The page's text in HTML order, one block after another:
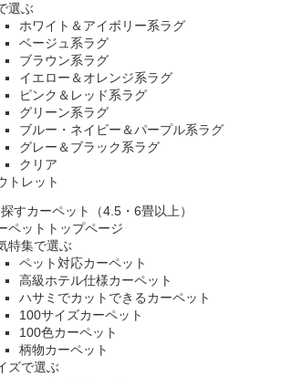
選ぶ
ホワイト＆アイボリー系ラグ
ベージュ系ラグ
ブラウン系ラグ
イエロー＆オレンジ系ラグ
ピンク＆レッド系ラグ
グリーン系ラグ
ブルー・ネイビー＆パープル系ラグ
グレー＆ブラック系ラグ
クリア
トレット
カーペット（4.5・6畳以上）
ペットトップページ
特集で選ぶ
ペット対応カーペット
高級ホテル仕様カーペット
ハサミでカットできるカーペット
100サイズカーペット
100色カーペット
柄物カーペット
ズで選ぶ